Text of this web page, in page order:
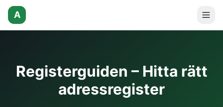
A
Registerguiden – Hitta rätt
adressregister